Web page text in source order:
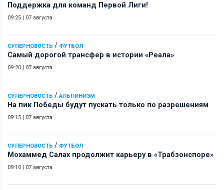
Поддержка для команд Первой Лиги!
09:25 | 07 августа
СУПЕРНОВОСТЬ / ФУТБОЛ
Самый дорогой трансфер в истории «Реала»
09:20 | 07 августа
СУПЕРНОВОСТЬ / АЛЬПИНИЗМ
На пик Победы будут пускать только по разрешениям
09:15 | 07 августа
СУПЕРНОВОСТЬ / ФУТБОЛ
Мохаммед Салах продолжит карьеру в «Трабзонспоре»
09:10 | 07 августа